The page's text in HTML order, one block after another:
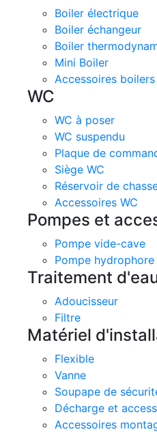
Boiler électrique
Boiler échangeur
Boiler
Mini Boiler
Accessoires boilers
WC
WC à poser
WC suspendu
Plaque de
Siège WC
Réservoir de
Accessoires WC
Pompes et
Pompe vide-cave
Pompe hydrophore
Traitement
Adoucisseur
Filtre
Matériel
Flexible
Vanne
Soupape de
Décharge et
Accessoires